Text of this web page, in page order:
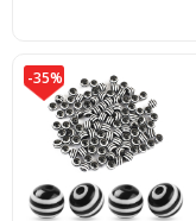
-35%